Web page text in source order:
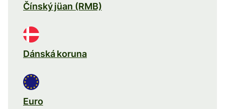
Čínský jüan (RMB)
Dánská koruna
Euro